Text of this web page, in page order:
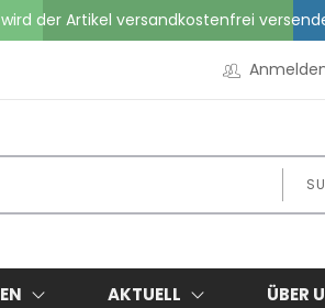
wird der Artikel versandkostenfrei
AKTUELL ÜBER